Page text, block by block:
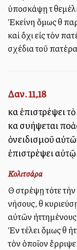
ὑποσκάψῃ τὰ
Ἐκείνη ὅμως θὰ
καὶ ὄχι εἰς τὸν
σχέδια τοῦ
Δαν. 11,18
καὶ ἐπιστρέψει
καὶ συλλήψεται
ὀνειδισμοῦ
ἐπιστρέψει
Κολιτσάρα
Θὰ στρέψῃ τότε
νήσους, θὰ
αὐτῶν ἡττημένους
Ἐν τέλει ὅμως θὰ
τὸν ὁποῖον ἔρριψε